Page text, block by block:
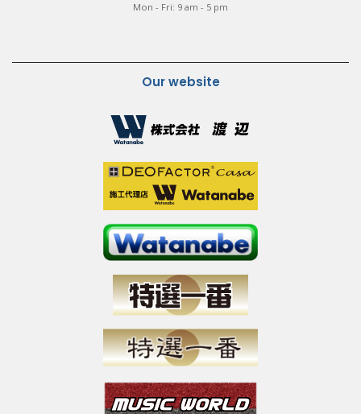
Mon - Fri: 9 am - 5 pm
Our website